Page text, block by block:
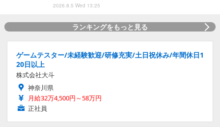
2026.8.5 Wed 13:25
ランキングをもっと見る
ゲームテスター/未経験歓迎/研修充実/土日祝休み/年間休日1
20日以上
株式会社大斗
神奈川県
月給32万4,500円～58万円
正社員